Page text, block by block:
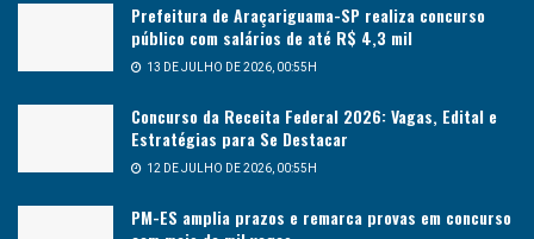
Prefeitura de Araçariguama-SP realiza concurso
público com salários de até R$ 4,3 mil
13 DE JULHO DE 2026, 00:55H
Concurso da Receita Federal 2026: Vagas, Edital e
Estratégias para Se Destacar
12 DE JULHO DE 2026, 00:55H
PM-ES amplia prazos e remarca provas em concurso